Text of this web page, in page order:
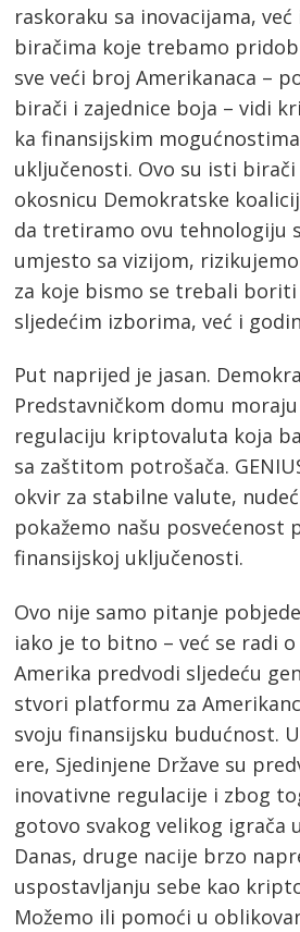
raskoraku sa inovacijama,
biračima koje trebamo
sve veći broj Amerikanaca –
birači i zajednice boja – vidi
ka finansijskim
uključenosti. Ovo su isti
okosnicu Demokratske
da tretiramo ovu tehnologiju
umjesto sa vizijom,
za koje bismo se trebali boriti
sljedećim izborima, već i
Put naprijed je jasan.
Predstavničkom domu
regulaciju kriptovaluta koja
sa zaštitom potrošača.
okvir za stabilne valute,
pokažemo našu posvećenost
finansijskoj uključenosti.
Ovo nije samo pitanje
iako je to bitno – već se radi
Amerika predvodi sljedeću
stvori platformu za
svoju finansijsku budućnost.
ere, Sjedinjene Države su
inovativne regulacije i zbog
gotovo svakog velikog igrača
Danas, druge nacije brzo
uspostavljanju sebe kao
Možemo ili pomoći u